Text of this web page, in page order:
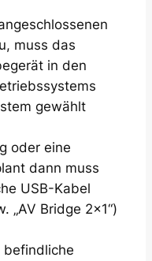
muss das
in den
gewählt
oder eine
dann muss
USB-Kabel
„AV Bridge 2×1“)
befindliche